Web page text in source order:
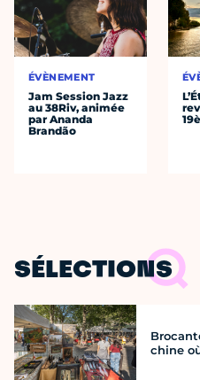
ÉVÈNEMENT
Jam Session Jazz
au 38Riv, animée
par Ananda
Brandão
SÉLECTIONS
chine